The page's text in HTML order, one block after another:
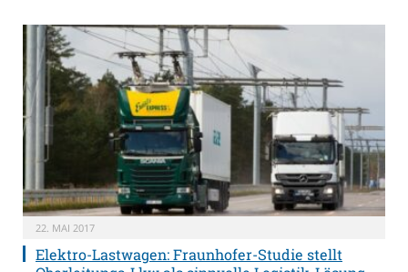
22. MAI 2017
Elektro-Lastwagen: Fraunhofer-Studie stellt